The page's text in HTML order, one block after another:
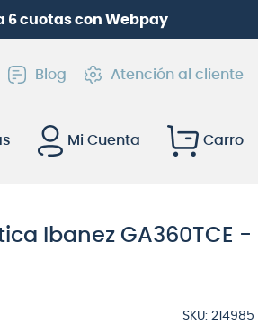
6 cuotas con Webpay
Blog Atención al cliente
Mi Cuenta
Ibanez GA360TCE -
SKU: 214985